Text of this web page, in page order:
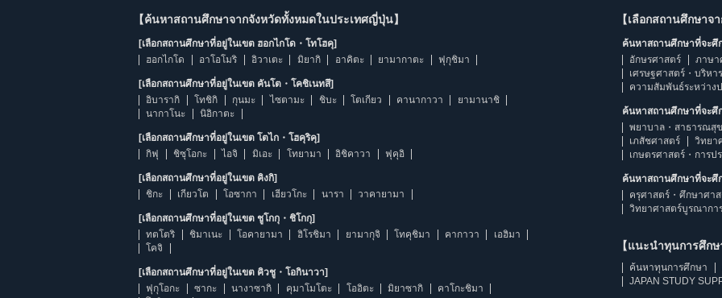
【ค้นหาสถานศึกษาจากจังหวัดทั้งหมดในประเทศญี่ปุ่น】
[เลือกสถานศึกษาที่อยู่ในเขต ฮอกไกโด・โทโฮคุ]
ฮอกไกโด
อาโอโมริ อิวาเตะ มิยากิ อาคิตะ ยามากาตะ ฟุกุชิมา
[เลือกสถานศึกษาที่อยู่ในเขต คันโต・โคชิเนทสึ]
อิบารากิ
โทชิกิ กุนมะ ไซตามะ ชิบะ โตเกียว คานากาวา
ยามานาชิ
นากาโนะ
นิอิกาตะ
[เลือกสถานศึกษาที่อยู่ในเขต โตไก・โฮคุริคุ]
กิฟุ
ชิซุโอกะ ไอจิ มิเอะ โทยามา อิชิคาวา ฟุคุอิ
[เลือกสถานศึกษาที่อยู่ในเขต คิงกิ]
ชิกะ
เกียวโต โอซากา เฮียวโกะ นารา วาคายามา
[เลือกสถานศึกษาที่อยู่ในเขต ชูโกกุ・ชิโกกุ]
ทตโตริ
ชิมาเนะ โอคายามา ฮิโรชิมา ยามากุจิ โทคุชิมา คากาวา
เอฮิมา
โคจิ
[เลือกสถานศึกษาที่อยู่ในเขต คิวชู・โอกินาวา]
ฟุกุโอกะ
ซากะ นางาซากิ คุมาโมโตะ โออิตะ มิยาซากิ
คาโกะชิมา
【เลือกสถานศึกษาจ
ค้นหาสถานศึกษาที่จะศึ
อักษรศาสตร์
ภาษา
เศรษฐศาสตร์・บริห
ความสัมพันธ์ระหว่าง
ค้นหาสถานศึกษาที่จะศึ
พยาบาล・สาธารณสุ
เภสัชศาสตร์
วิทยา
เกษตรศาสตร์・การป
ค้นหาสถานศึกษาที่จะศึ
ครุศาสตร์・ศึกษาศา
วิทยาศาสตร์บูรณากา
【แนะนำทุนการศึกษา
ค้นหาทุนการศึกษา
JAPAN STUDY